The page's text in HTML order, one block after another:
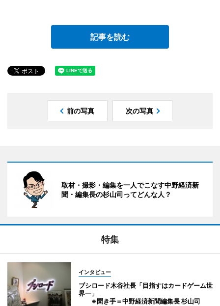
記事を読む
前の写真 次の写真
取材・撮影・編集を一人でこなす中野経済新
聞・編集長の杉山司ってどんな人？
特集
インタビュー
ブシロード木谷社長「目指すはカードゲーム世
界一」
※聞き手＝中野経済新聞編集長 杉山司